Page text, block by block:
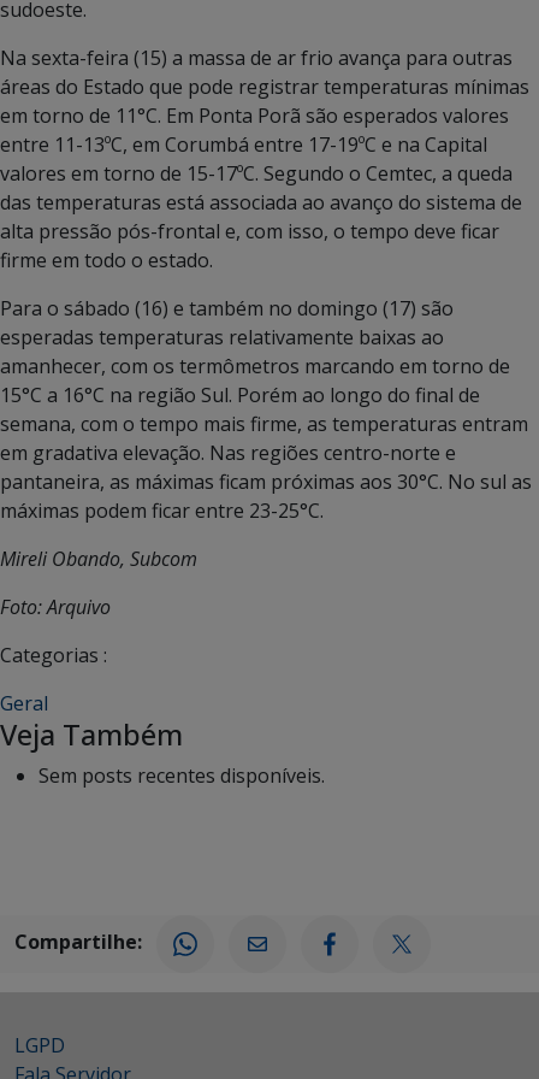
sudoeste.
Na sexta-feira (15) a massa de ar frio avança para outras
áreas do Estado que pode registrar temperaturas mínimas
em torno de 11°C. Em Ponta Porã são esperados valores
entre 11-13ºC, em Corumbá entre 17-19ºC e na Capital
valores em torno de 15-17ºC. Segundo o Cemtec, a queda
das temperaturas está associada ao avanço do sistema de
alta pressão pós-frontal e, com isso, o tempo deve ficar
firme em todo o estado.
Para o sábado (16) e também no domingo (17) são
esperadas temperaturas relativamente baixas ao
amanhecer, com os termômetros marcando em torno de
15°C a 16°C na região Sul. Porém ao longo do final de
semana, com o tempo mais firme, as temperaturas entram
em gradativa elevação. Nas regiões centro-norte e
pantaneira, as máximas ficam próximas aos 30°C. No sul as
máximas podem ficar entre 23-25°C.
Mireli Obando, Subcom
Foto: Arquivo
Categorias :
Geral
Veja Também
Sem posts recentes disponíveis.
Compartilhe:
LGPD